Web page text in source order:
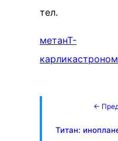
тел.
метанТ-
карлик
←
Титан: